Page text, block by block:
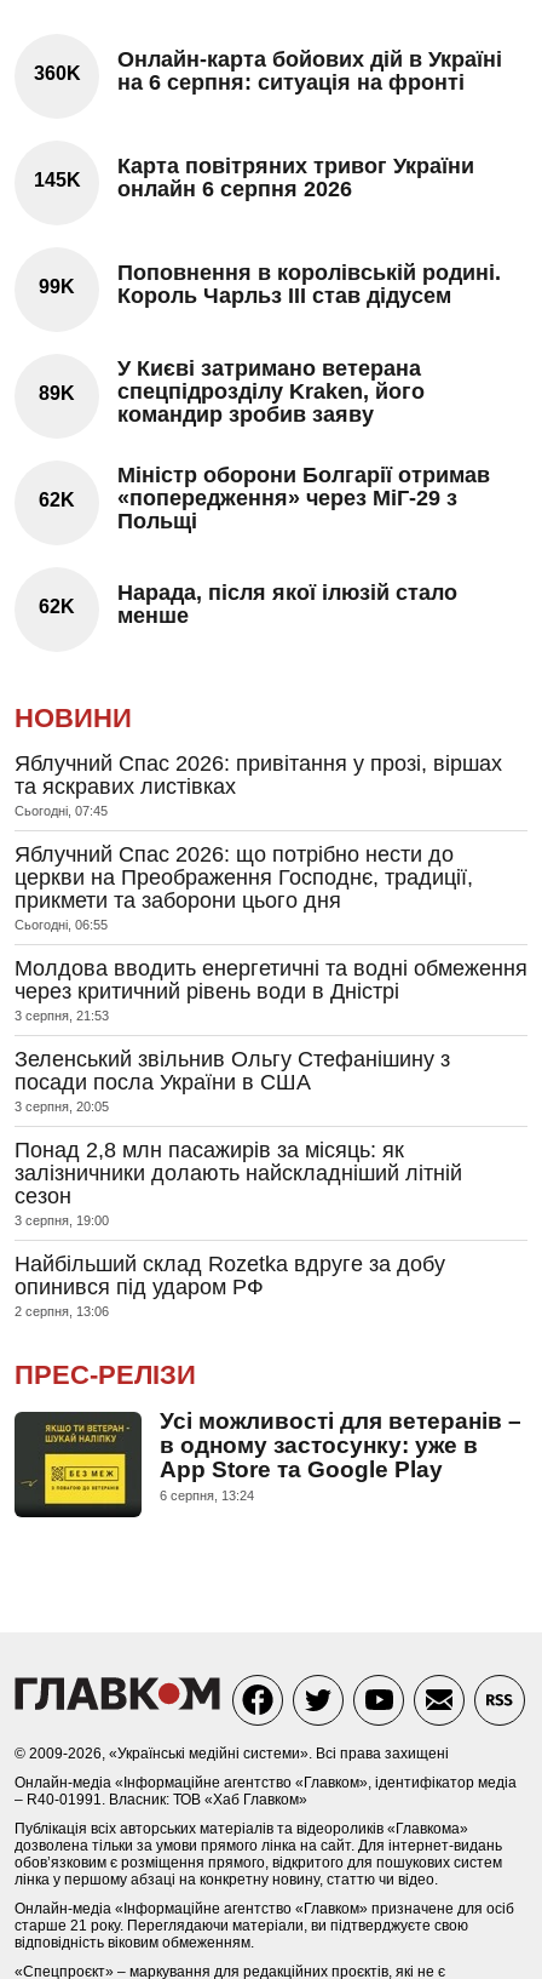
360K
Онлайн-карта бойових дій в Україні
на 6 серпня: ситуація на фронті
145K
Карта повітряних тривог України
онлайн 6 серпня 2026
99K
Поповнення в королівській родині.
Король Чарльз III став дідусем
89K
У Києві затримано ветерана
спецпідрозділу Kraken, його
командир зробив заяву
62K
Міністр оборони Болгарії отримав
«попередження» через МіГ-29 з
Польщі
62K
Нарада, після якої ілюзій стало
менше
НОВИНИ
Яблучний Спас 2026: привітання у прозі, віршах
та яскравих листівках
Сьогодні, 07:45
Яблучний Спас 2026: що потрібно нести до
церкви на Преображення Господнє, традиції,
прикмети та заборони цього дня
Сьогодні, 06:55
Молдова вводить енергетичні та водні обмеження
через критичний рівень води в Дністрі
3 серпня, 21:53
Зеленський звільнив Ольгу Стефанішину з
посади посла України в США
3 серпня, 20:05
Понад 2,8 млн пасажирів за місяць: як
залізничники долають найскладніший літній
сезон
3 серпня, 19:00
Найбільший склад Rozetka вдруге за добу
опинився під ударом РФ
2 серпня, 13:06
ПРЕС-РЕЛІЗИ
Усі можливості для ветеранів –
в одному застосунку: уже в
App Store та Google Play
6 серпня, 13:24
© 2009-2026, «Українські медійні системи». Всі права захищені
Онлайн-медіа «Інформаційне агентство «Главком», ідентифікатор медіа
– R40-01991. Власник: ТОВ «Хаб Главком»
Публікація всіх авторських матеріалів та відеороликів «Главкома»
дозволена тільки за умови прямого лінка на сайт. Для інтернет-видань
обов’язковим є розміщення прямого, відкритого для пошукових систем
лінка у першому абзаці на конкретну новину, статтю чи відео.
Онлайн-медіа «Інформаційне агентство «Главком» призначене для осіб
старше 21 року. Переглядаючи матеріали, ви підтверджуєте свою
відповідність віковим обмеженням.
«Спецпроєкт» – маркування для редакційних проєктів, які не є